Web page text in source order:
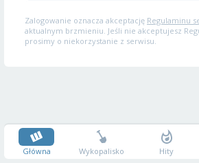
Zalogowanie oznacza akceptację Regulaminu
aktualnym brzmieniu. Jeśli nie akceptujesz
prosimy o niekorzystanie z serwisu.
Główna Wykopalisko Hity